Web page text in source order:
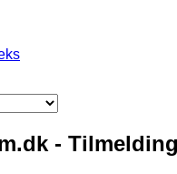
- Tilmelding